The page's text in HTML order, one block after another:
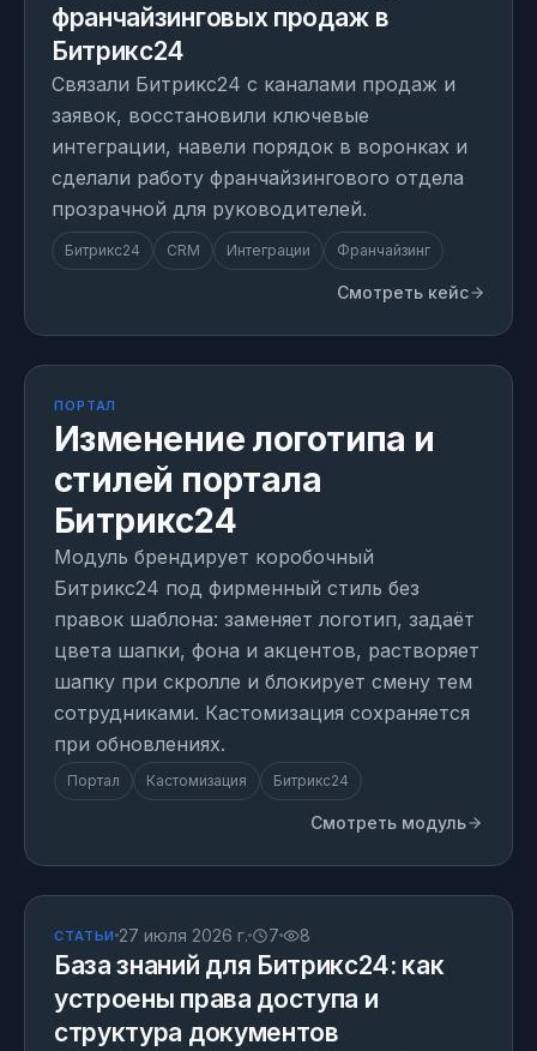
франчайзинговых продаж в
Битрикс24
Связали Битрикс24 с каналами продаж и
заявок, восстановили ключевые
интеграции, навели порядок в воронках и
сделали работу франчайзингового отдела
прозрачной для руководителей.
Битрикс24 CRM Интеграции Франчайзинг
Смотреть кейс
ПОРТАЛ
Изменение логотипа и
стилей портала
Битрикс24
Модуль брендирует коробочный
Битрикс24 под фирменный стиль без
правок шаблона: заменяет логотип, задаёт
цвета шапки, фона и акцентов, растворяет
шапку при скролле и блокирует смену тем
сотрудниками. Кастомизация сохраняется
при обновлениях.
Портал Кастомизация Битрикс24
Смотреть модуль
СТАТЬИ 27 июля 2026 г. 7 8
База знаний для Битрикс24: как
устроены права доступа и
структура документов